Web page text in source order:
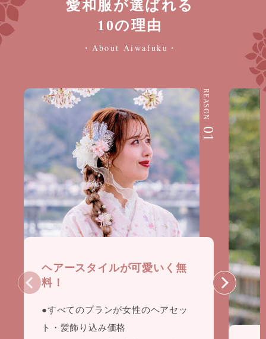
愛和服が選ばれる
10の理由
・About Aiwafuku・
REASON
01
ヘアースタイルが可愛いく無
料！
●すべてのプランが女性のヘアセッ
ト・髪飾り込み価格